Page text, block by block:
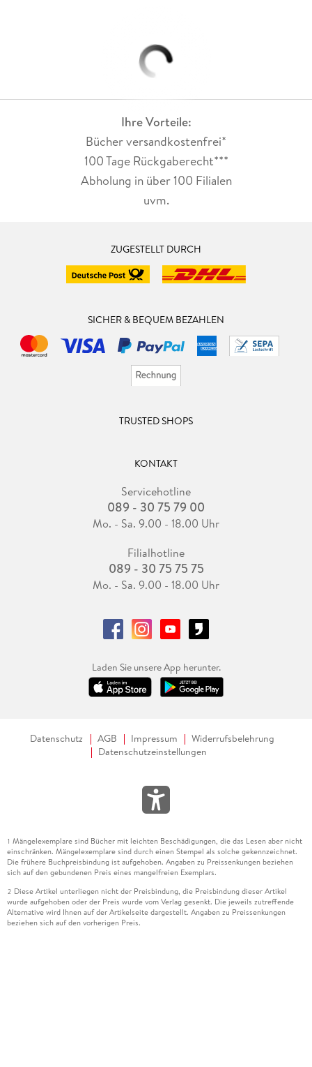
Ihre Vorteile:
Bücher versandkostenfrei*
100 Tage Rückgaberecht***
Abholung in über 100 Filialen
uvm.
ZUGESTELLT DURCH
SICHER & BEQUEM BEZAHLEN
TRUSTED SHOPS
KONTAKT
Servicehotline
089 - 30 75 79 00
Mo. - Sa. 9.00 - 18.00 Uhr
Filialhotline
089 - 30 75 75 75
Mo. - Sa. 9.00 - 18.00 Uhr
Laden Sie unsere App herunter.
Datenschutz AGB Impressum
Widerrufsbelehrung
Datenschutzeinstellungen
1 Mängelexemplare sind Bücher mit leichten Beschädigungen, die das Lesen aber nicht
einschränken. Mängelexemplare sind durch einen Stempel als solche gekennzeichnet.
Die frühere Buchpreisbindung ist aufgehoben. Angaben zu Preissenkungen beziehen
sich auf den gebundenen Preis eines mangelfreien Exemplars.
2 Diese Artikel unterliegen nicht der Preisbindung, die Preisbindung dieser Artikel
wurde aufgehoben oder der Preis wurde vom Verlag gesenkt. Die jeweils zutreffende
Alternative wird Ihnen auf der Artikelseite dargestellt. Angaben zu Preissenkungen
beziehen sich auf den vorherigen Preis.